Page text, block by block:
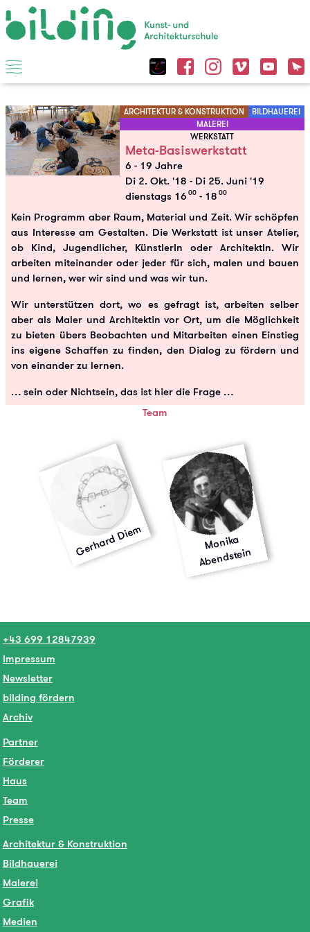
ARCHITEKTUR & KONSTRUKTION
BILDHAUEREI
MALEREI
WERKSTATT
Meta-Basiswerkstatt
6 - 19 Jahre
Di 2. Okt. '18 - Di 25. Juni '19
dienstags 16 00 - 18 00
Kein Programm aber Raum, Material und Zeit. Wir schöpfen
aus Interesse am Gestalten. Die Werkstatt ist unser Atelier,
ob Kind, Jugendlicher, KünstlerIn oder ArchitektIn. Wir
arbeiten miteinander oder jeder für sich, malen und bauen
und lernen, wer wir sind und was wir tun.
Wir unterstützen dort, wo es gefragt ist, arbeiten selber
aber als Maler und Architektin vor Ort, um die Möglichkeit
zu bieten übers Beobachten und Mitarbeiten einen Einstieg
ins eigene Schaffen zu finden, den Dialog zu fördern und
von einander zu lernen.
… sein oder Nichtsein, das ist hier die Frage …
Team
Gerhard Diem Monika
Abendstein
+43 699 12847939
Impressum
Newsletter
bilding fördern
Archiv
Partner
Förderer
Haus
Team
Presse
Architektur & Konstruktion
Bildhauerei
Malerei
Grafik
Medien